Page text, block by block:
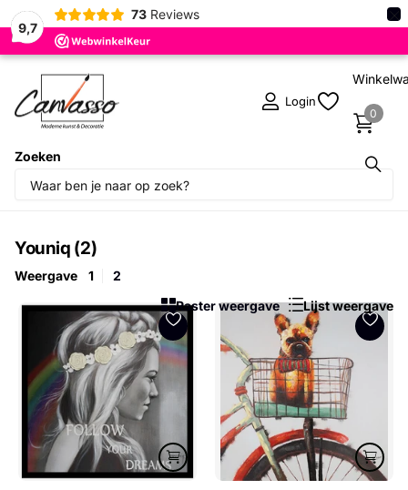
9,7
73 Reviews ×
Zoeken
Login
0
30 dagen proefplaatsing
Youniq (2)
Weergave 1
2
Raster weergave
Lijst weergave